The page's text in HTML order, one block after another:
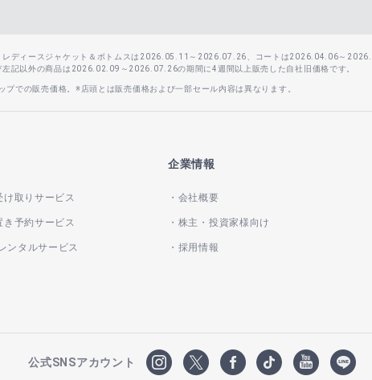
レディースジャケット＆ボトムスは2026.05.11～2026.07.26、コートは2026.04.06～
左記以外の商品は2026.02.09～2026.07.26の期間に4週間以上販売した自社旧価格です。
プでの販売価格。※店頭とは販売価格および一部セール内容は異なります。
け取りサービス
き予約サービス
ンタルサービス
企業情報
会社概要
株主・投資家様向け
採用情報
公式SNSアカウント